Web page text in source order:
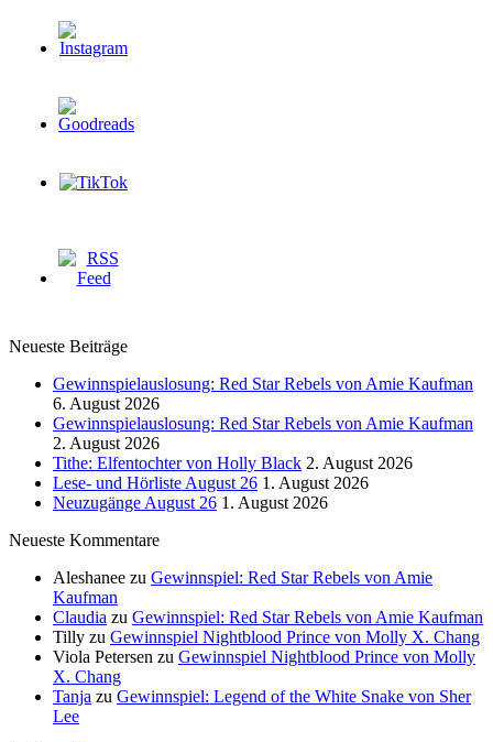
Neueste Beiträge
Gewinnspielauslosung: Red Star Rebels von Amie Kaufman
6. August 2026
Gewinnspielauslosung: Red Star Rebels von Amie Kaufman
2. August 2026
Tithe: Elfentochter von Holly Black 2. August 2026
Lese- und Hörliste August 26 1. August 2026
Neuzugänge August 26 1. August 2026
Neueste Kommentare
Aleshanee zu Gewinnspiel: Red Star Rebels von Amie
Kaufman
Claudia zu Gewinnspiel: Red Star Rebels von Amie Kaufman
Tilly zu Gewinnspiel Nightblood Prince von Molly X. Chang
Viola Petersen zu Gewinnspiel Nightblood Prince von Molly
X. Chang
Tanja zu Gewinnspiel: Legend of the White Snake von Sher
Lee